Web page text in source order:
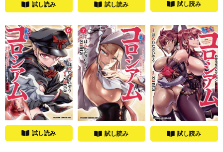
試し読み 試し読み 試し読み
試し読み 試し読み 試し読み